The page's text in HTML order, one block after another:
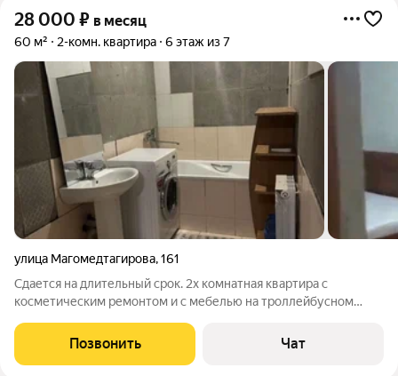
28 000 ₽ в месяц
60 м² 2-комн. квартира 6 этаж из 7
улица Магомедтагирова,161
Сдается на длительный срок. 2х комнатная квартира с
косметическим ремонтом и с мебелью на троллейбусном
сделают тоже не знают. Вся инфраструктура в шаговой
доступности. Хозяйка рассматривает
Позвонить Чат